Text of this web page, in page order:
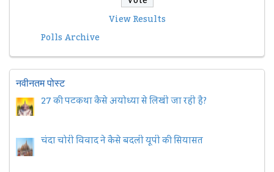
View Results
Polls Archive
नवीनतम पोस्ट
27 की पटकथा कैसे अयोध्या से लिखी जा रही है?
चंदा चोरी विवाद ने कैसे बदली यूपी की सियासत